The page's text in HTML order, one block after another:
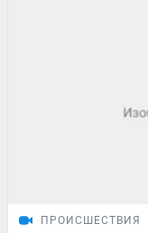
ПРОИСШЕСТВИЯ